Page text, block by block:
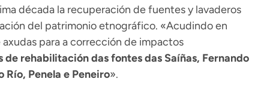
década la recuperación de fuentes y lavaderos
del patrimonio etnográfico. «Acudindo en
para a corrección de impactos
rehabilitación das fontes das Saíñas, Fernando
Penela e Peneiro».